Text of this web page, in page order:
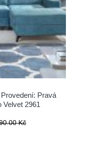
Pravá
Velvet 2961
Kč